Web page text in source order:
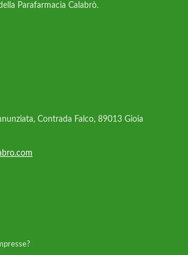
Parafarmacia Calabrò.
Contrada Falco, 89013 Gioia